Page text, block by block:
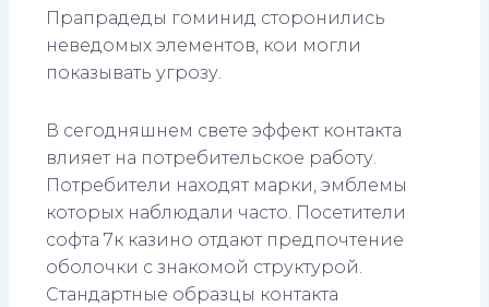
Прапрадеды гоминид сторонились
неведомых элементов, кои могли
показывать угрозу.
В сегодняшнем свете эффект контакта
влияет на потребительское работу.
Потребители находят марки, эмблемы
которых наблюдали часто. Посетители
софта 7к казино отдают предпочтение
оболочки с знакомой структурой.
Стандартные образцы контакта